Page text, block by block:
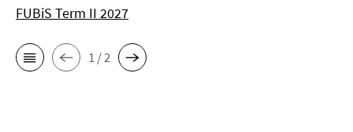
FUBiS Term II 2027
1 / 2